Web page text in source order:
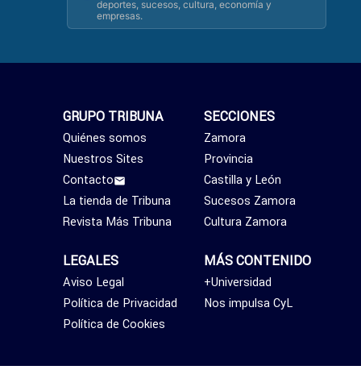
deportes, sucesos, cultura, economía y
empresas.
SECCIONES
Zamora
Provincia
Castilla y León
Sucesos Zamora
Cultura Zamora
MÁS CONTENIDO
+Universidad
Nos impulsa CyL
GRUPO TRIBUNA
Quiénes somos
Nuestros Sites
Contacto
La tienda de Tribuna
Revista Más Tribuna
LEGALES
Aviso Legal
Política de Privacidad
Política de Cookies